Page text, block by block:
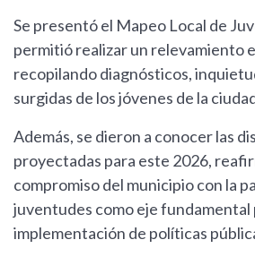
Se presentó el Mapeo Local de
permitió realizar un relevamiento
recopilando diagnósticos,
surgidas de los jóvenes de la
Además, se dieron a conocer las
proyectadas para este 2026,
compromiso del municipio con la
juventudes como eje fundamental
implementación de políticas